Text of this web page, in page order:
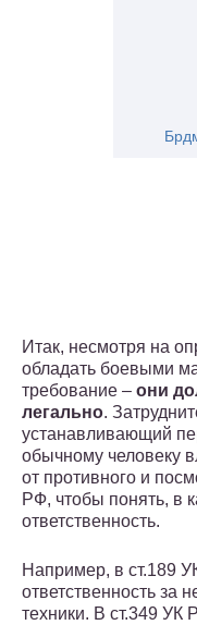
Итак, несмотря на
обладать боевыми
требование – они
легально.
устанавливающий
обычному человеку
от противного и
РФ, чтобы понять, в
ответственность.
Например, в ст.189
ответственность за
техники. В ст.349 УК